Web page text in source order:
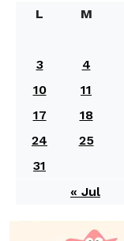
L
M
3
4
10
11
17
18
24
25
31
« Jul